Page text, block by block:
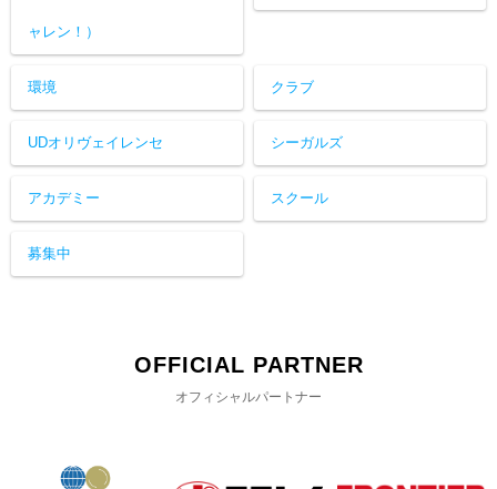
ャレン！）
環境 クラブ
UDオリヴェイレンセ シーガルズ
アカデミー スクール
募集中
OFFICIAL PARTNER
オフィシャルパートナー